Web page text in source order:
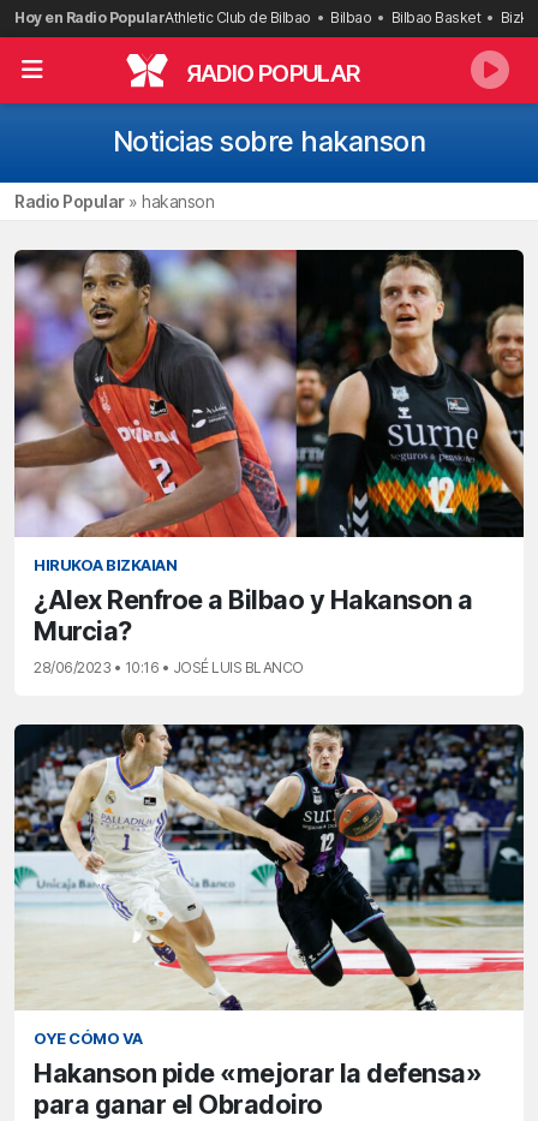
Saltar
al
contenido
Hoy en Radio PopularAthletic Club de Bilbao Bilbao Bilbao Basket
RADIO POPULAR
Noticias sobre hakanson
Radio Popular» hakanson
HIRUKOA BIZKAIAN
¿Alex Renfroe a Bilbao y Hakanson a
Murcia?
28/06/2023 • 10:16 • JOSÉ LUIS BLANCO
OYE CÓMO VA
Hakanson pide «mejorar la defensa»
para ganar el Obradoiro